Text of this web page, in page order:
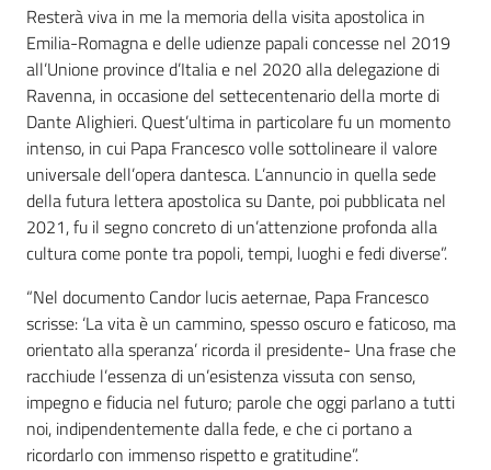
Resterà viva in me la memoria della visita apostolica in
Emilia-Romagna e delle udienze papali concesse nel 2019
all’Unione province d’Italia e nel 2020 alla delegazione di
Ravenna, in occasione del settecentenario della morte di
Dante Alighieri. Quest’ultima in particolare fu un momento
intenso, in cui Papa Francesco volle sottolineare il valore
universale dell’opera dantesca. L’annuncio in quella sede
della futura lettera apostolica su Dante, poi pubblicata nel
2021, fu il segno concreto di un’attenzione profonda alla
cultura come ponte tra popoli, tempi, luoghi e fedi diverse”.
“Nel documento Candor lucis aeternae, Papa Francesco
scrisse: ‘La vita è un cammino, spesso oscuro e faticoso, ma
orientato alla speranza’ ricorda il presidente- Una frase che
racchiude l’essenza di un’esistenza vissuta con senso,
impegno e fiducia nel futuro; parole che oggi parlano a tutti
noi, indipendentemente dalla fede, e che ci portano a
ricordarlo con immenso rispetto e gratitudine”.